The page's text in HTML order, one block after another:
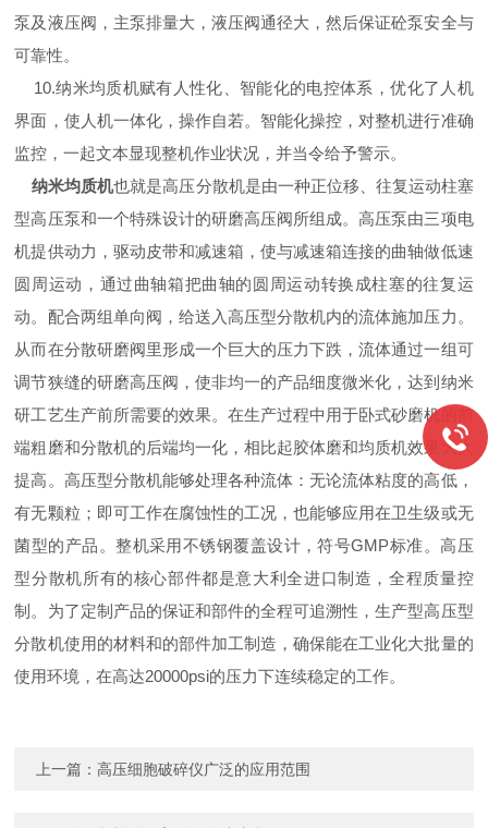
泵及液压阀，主泵排量大，液压阀通径大，然后保证砼泵安全与
可靠性。
10.纳米均质机赋有人性化、智能化的电控体系，优化了人机
界面，使人机一体化，操作自若。智能化操控，对整机进行准确
监控，一起文本显现整机作业状况，并当令给予警示。
纳米均质机也就是高压分散机是由一种正位移、往复运动柱塞
型高压泵和一个特殊设计的研磨高压阀所组成。高压泵由三项电
机提供动力，驱动皮带和减速箱，使与减速箱连接的曲轴做低速
圆周运动，通过曲轴箱把曲轴的圆周运动转换成柱塞的往复运
动。配合两组单向阀，给送入高压型分散机内的流体施加压力。
从而在分散研磨阀里形成一个巨大的压力下跌，流体通过一组可
调节狭缝的研磨高压阀，使非均一的产品细度微米化，达到纳米
研工艺生产前所需要的效果。在生产过程中用于卧式砂磨机的前
端粗磨和分散机的后端均一化，相比起胶体磨和均质机效果大大
提高。高压型分散机能够处理各种流体：无论流体粘度的高低，
有无颗粒；即可工作在腐蚀性的工况，也能够应用在卫生级或无
菌型的产品。整机采用不锈钢覆盖设计，符号GMP标准。高压
型分散机所有的核心部件都是意大利全进口制造，全程质量控
制。为了定制产品的保证和部件的全程可追溯性，生产型高压型
分散机使用的材料和的部件加工制造，确保能在工业化大批量的
使用环境，在高达20000psi的压力下连续稳定的工作。
上一篇：高压细胞破碎仪广泛的应用范围